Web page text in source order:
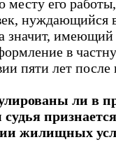
месту его
значит,
в
пяти лет после
ли в
жилищных